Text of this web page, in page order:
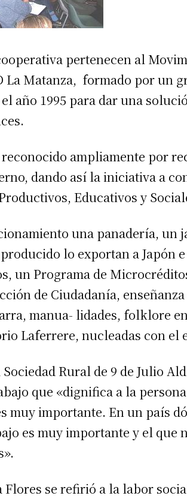
Suscribirme gratis
Dirección de correo
Nombre
Apellidos
pertenecen al
La Matanza, formado por un
año 1995 para dar una
ampliamente por
dando así la iniciativa a
Educativos y
una panadería,
lo exportan a Japón
un Programa de
de Ciudadanía,
manua- lidades, folklore
Laferrere, nucleadas con el
Rural de 9 de Julio
que «dignifica a la
muy importante. En un país
es muy importante y el que
Flores se refirió a la labor